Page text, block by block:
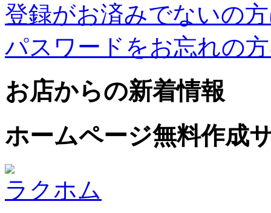
登録がお済みでないの
パスワードをお忘れの
お店からの新着情報
ホームページ無料作成
ラクホム